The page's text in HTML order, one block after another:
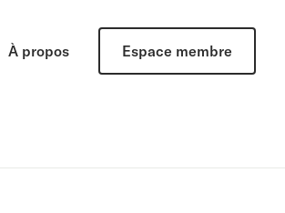
À propos Espace membre